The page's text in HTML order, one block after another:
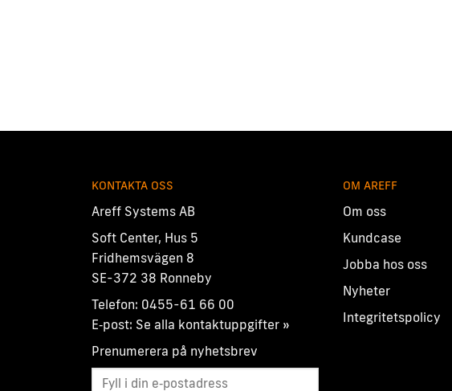
KONTAKTA OSS
Areff Systems AB
Soft Center, Hus 5
Fridhemsvägen 8
SE-372 38 Ronneby
Telefon: 0455-61 66 00
E‑post: Se alla kontaktuppgifter »
Prenumerera på nyhetsbrev
OM AREFF
Om oss
Kundcase
Jobba hos oss
Nyheter
Integritetspolicy